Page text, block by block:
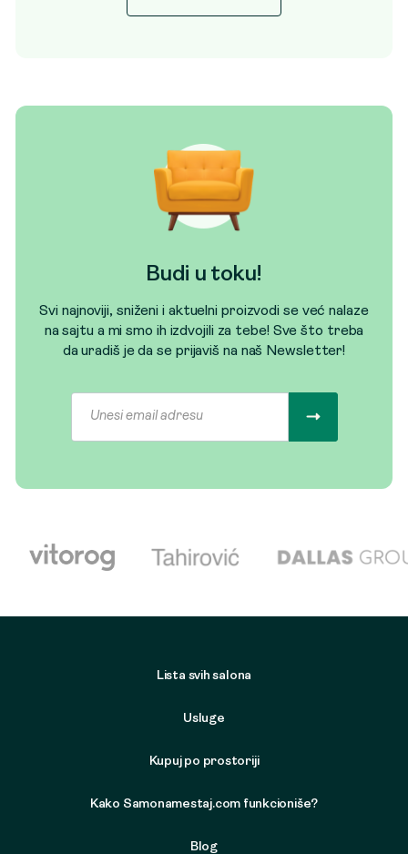
Budi u toku!
Svi najnoviji, sniženi i aktuelni proizvodi se već nalaze
na sajtu a mi smo ih izdvojili za tebe! Sve što treba
da uradiš je da se prijaviš na naš Newsletter!
Lista svih salona
Usluge
Kupuj po prostoriji
Kako Samonamestaj.com funkcioniše?
Blog